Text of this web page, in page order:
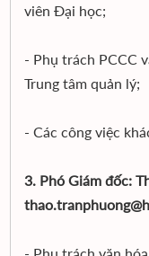
viên Đại học;
- Phụ trách PCCC
Trung tâm quản lý;
- Các công việc
3. Phó Giám đốc: